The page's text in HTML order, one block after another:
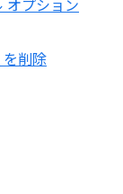
オプション
削除